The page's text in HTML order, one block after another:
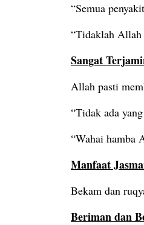
“Semua
“Tidaklah Allah
Sangat
Allah pasti
“Tidak ada
“Wahai hamba
Manfaat
Bekam dan
Beriman dan